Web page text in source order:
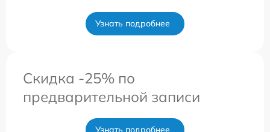
Узнать подробнее
Скидка -25% по
предварительной записи
Узнать подробнее